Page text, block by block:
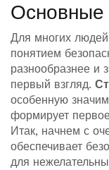
Основные
Для многих людей
понятием
разнообразнее и
первый взгляд.
особенную
формирует
Итак, начнем с
обеспечивает
для